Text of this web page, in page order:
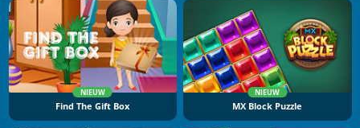
NIEUW
Find The Gift Box
NIEUW
MX Block Puzzle